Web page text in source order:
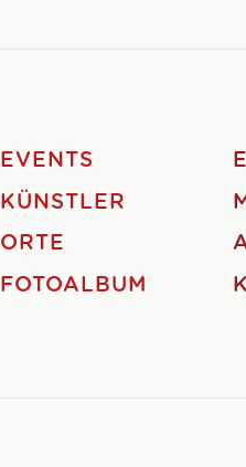
EVENTS
KÜNSTLER
ORTE
FOTOALBUM